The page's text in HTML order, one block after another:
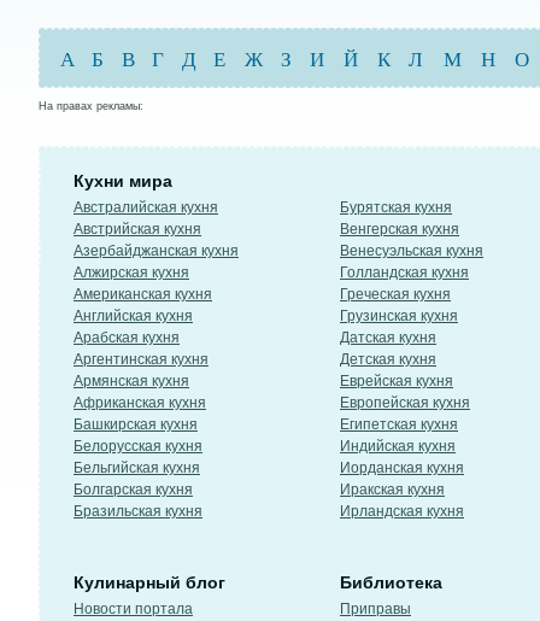
А Б В Г Д Е Ж З И Й К Л М Н О
На правах рекламы:
Кухни мира
Австралийская кухня
Австрийская кухня
Азербайджанская кухня
Алжирская кухня
Американская кухня
Английская кухня
Арабская кухня
Аргентинская кухня
Армянская кухня
Африканская кухня
Башкирская кухня
Белорусская кухня
Бельгийская кухня
Болгарская кухня
Бразильская кухня
Бурятская кухня
Венгерская кухня
Венесуэльская кухня
Голландская кухня
Греческая кухня
Грузинская кухня
Датская кухня
Детская кухня
Еврейская кухня
Европейская кухня
Египетская кухня
Индийская кухня
Иорданская кухня
Иракская кухня
Ирландская кухня
Кулинарный блог
Новости портала
Библиотека
Приправы